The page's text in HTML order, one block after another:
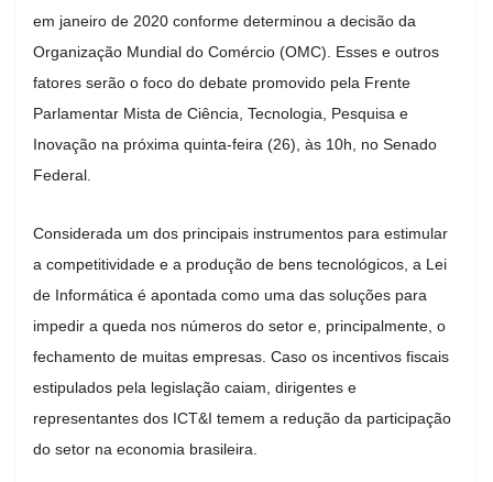
em janeiro de 2020 conforme determinou a decisão da
Organização Mundial do Comércio (OMC). Esses e outros
fatores serão o foco do debate promovido pela Frente
Parlamentar Mista de Ciência, Tecnologia, Pesquisa e
Inovação na próxima quinta-feira (26), às 10h, no Senado
Federal.
Considerada um dos principais instrumentos para estimular
a competitividade e a produção de bens tecnológicos, a Lei
de Informática é apontada como uma das soluções para
impedir a queda nos números do setor e, principalmente, o
fechamento de muitas empresas. Caso os incentivos fiscais
estipulados pela legislação caiam, dirigentes e
representantes dos ICT&I temem a redução da participação
do setor na economia brasileira.